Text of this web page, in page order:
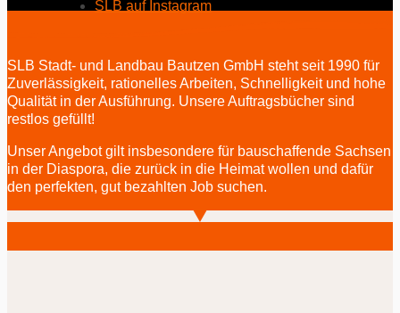
SLB auf Instagram
SLB Stadt- und Landbau Bautzen GmbH steht seit 1990 für
Zuverlässigkeit, rationelles Arbeiten, Schnelligkeit und hohe
Qualität in der Ausführung. Unsere Auftragsbücher sind
restlos gefüllt!
Unser Angebot gilt insbesondere für bauschaffende Sachsen
in der Diaspora, die zurück in die Heimat wollen und dafür
den perfekten, gut bezahlten Job suchen.